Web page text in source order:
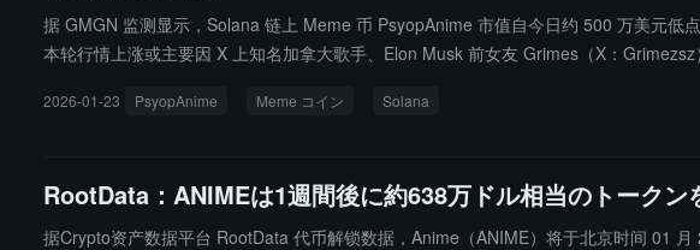
据 GMGN 监测显示，Solana 链上 Meme 币 PsyopAnime 市值自今日约 500 万美元低
本轮行情上涨或主要因 X 上知名加拿大歌手、Elon Musk 前女友 Grimes（X：
美元，短时推动该代币价格达 0.0135 美元，其为近 24 小时最大额买入地址，当前持
2026-01-23 PsyopAnime Meme コイン Solana
RootData：ANIMEは1週間後に約638万ドル相当のトークン
据Crypto资产数据平台 RootData 代币解锁数据，Anime（ANIME）将于北京时间 01